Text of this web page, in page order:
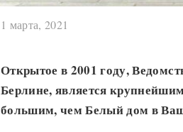
1 марта, 2021
Открытое в 2001 году,
Берлине, является
большим, чем Белый дом в